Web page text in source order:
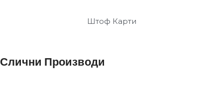
Штоф Карти
Слични Производи